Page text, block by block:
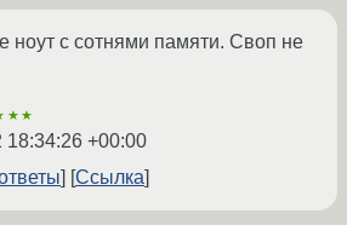
ноут с сотнями памяти. Своп не
18:34:26 +00:00
Ссылка